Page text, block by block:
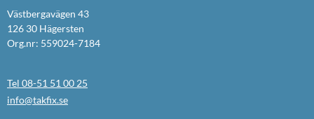
Västbergavägen 43
126 30 Hägersten
Org.nr: 559024-7184
Tel 08-51 51 00 25
info@takfix.se